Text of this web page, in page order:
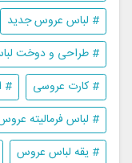
# لباس عروس جدید
# طراحی و دوخت
# کارت عروسی
#
# لباس فرمالیته
# یقه لباس عروس